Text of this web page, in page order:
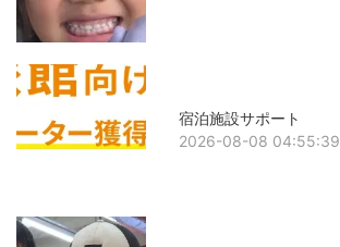
宿泊施設サポート
2026-08-08 04:55:39